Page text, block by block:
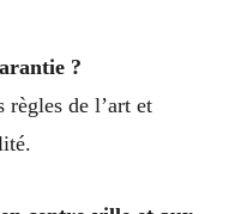
?
règles de l’art et